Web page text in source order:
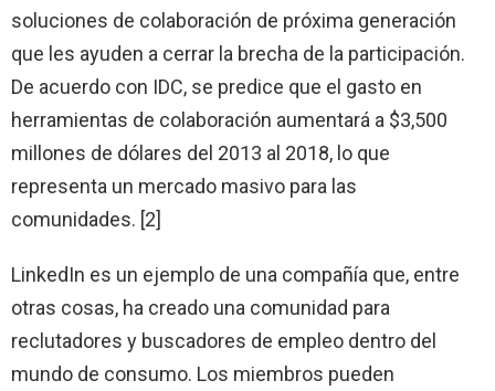
soluciones de colaboración de próxima generación
que les ayuden a cerrar la brecha de la participación.
De acuerdo con IDC, se predice que el gasto en
herramientas de colaboración aumentará a $3,500
millones de dólares del 2013 al 2018, lo que
representa un mercado masivo para las
comunidades. [2]
LinkedIn es un ejemplo de una compañía que, entre
otras cosas, ha creado una comunidad para
reclutadores y buscadores de empleo dentro del
mundo de consumo. Los miembros pueden